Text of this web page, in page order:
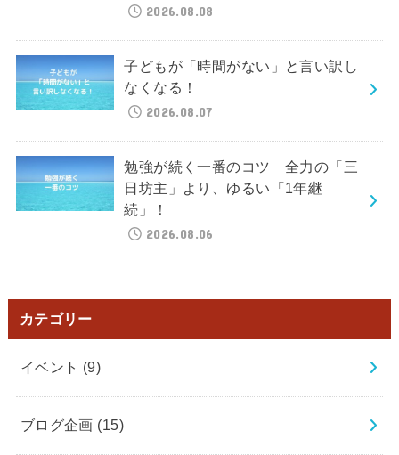
2026.08.08
子どもが「時間がない」と言い訳し
なくなる！
2026.08.07
勉強が続く一番のコツ 全力の「三
日坊主」より、ゆるい「1年継
続」！
2026.08.06
カテゴリー
イベント (9)
ブログ企画 (15)